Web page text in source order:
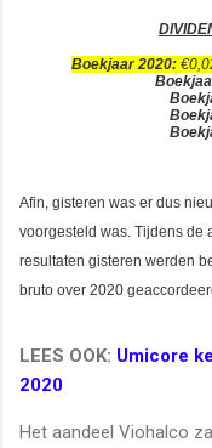
Boekjaar 2020:
Afin, gisteren was er dus
voorgesteld was. Tijdens de
resultaten gisteren werden
bruto over 2020
LEES OOK: Umicore
2020
Het aandeel Viohalco